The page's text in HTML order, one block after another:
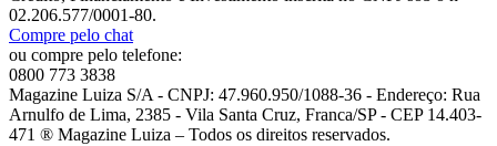
02.206.577/0001-80.
Compre pelo chat
ou compre pelo telefone:
0800 773 3838
Magazine Luiza S/A - CNPJ: 47.960.950/1088-36 - Endereço: Rua
Arnulfo de Lima, 2385 - Vila Santa Cruz, Franca/SP - CEP 14.403-
471 ® Magazine Luiza – Todos os direitos reservados.